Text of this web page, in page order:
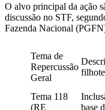
O alvo principal da ação
discussão no STF,
Fazenda Nacional
Tema de
Repercussão
Geral
filhote
Tema 118
(RE
base